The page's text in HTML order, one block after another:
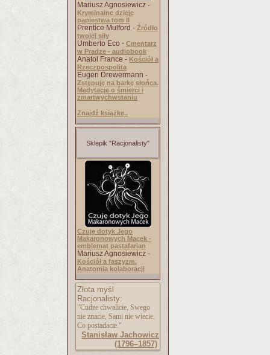
Mariusz Agnosiewicz -
Kryminalne dzieje
papiestwa tom II
Prentice Mulford - Źródło
twojej siły
Umberto Eco - Cmentarz
w Pradze - audiobook
Anatol France - Kościół a
Rzeczpospolita
Eugen Drewermann -
Zstępuję na barkę słońca.
Medytacje o śmierci i
zmartwychwstaniu
Znajdź książkę..
Sklepik "Racjonalisty"
Czuję dotyk Jego
Makaronowych Macek -
emblemat pastafarian
Mariusz Agnosiewicz -
Kościół a faszyzm.
Anatomia kolaboracji
Złota myśl
Racjonalisty:
"Cudze chwalicie, Swego
nie znacie, Sami nie wiecie,
Co posiadacie."
Stanisław Jachowicz
(1796–1857)